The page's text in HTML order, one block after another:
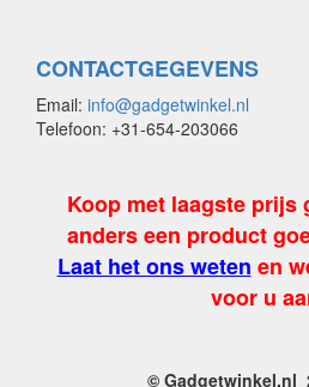
CONTACTGEGEVENS
Email: info@gadgetwinkel.nl
Telefoon: +31-654-203066
Koop met laagste prijs
anders een product
Laat het ons weten en
voor u
© Gadgetwinkel.nl